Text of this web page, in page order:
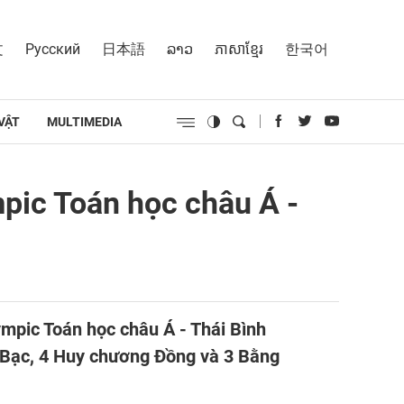
Русский 日本語 ລາວ ភាសាខ្មែរ 한국어
MULTIMEDIA
Toán học châu Á -
Toán học châu Á - Thái Bình
4 Huy chương Đồng và 3 Bằng